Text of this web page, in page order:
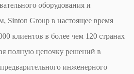
оборудования и
Sinton Group в настоящее время
клиентов в более чем 120 странах
полную цепочку решений в
инженерного